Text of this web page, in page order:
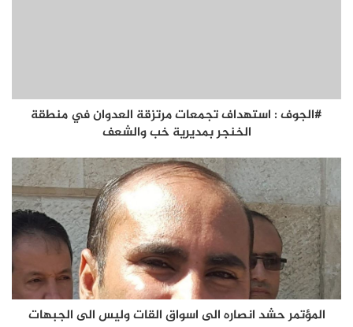
#الجوف : استهداف تجمعات مرتزقة العدوان في منطقة
الخنجر بمديرية خب والشعف
المؤتمر حشد انصاره الى اسواق القات وليس الى الجبهات